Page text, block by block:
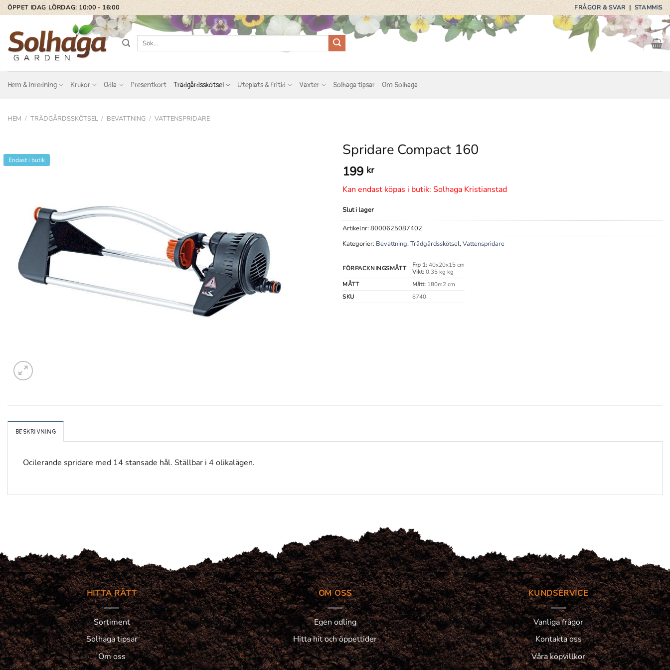
Skip
to
content
ÖPPET IDAG LÖRDAG: 10:00 - 16:00 FRÅGOR & SVAR|STAMMIS
Sök
Hem & inredning Krukor Odla Presentkort Trädgårdsskötsel Uteplats & fritid Växter Solhaga tipsar Om Solhaga
HEM / TRÄDGÅRDSSKÖTSEL / BEVATTNING / VATTENSPRIDARE
Endast i butik
Spridare Compact 160
199 kr
Kan endast köpas i butik: Solhaga Kristianstad
Slut i lager
Artikelnr: 8000625087402
Kategorier: Bevattning,Trädgårdsskötsel,Vattenspridare
FÖRPACKNINGSMÅTT Frp 1:40x20x15 cm
Vikt:0,35 kg kg
MÅTT
Mått:180m2 cm
SKU
8740
BESKRIVNING
Ocilerande spridare med 14 stansade hål. Ställbar i 4 olikalägen.
HITTA RÄTT
Sortiment
Solhaga tipsar
Om oss
OM OSS
Egen odling
Hitta hit och öppettider
KUNDSERVICE
Vanliga frågor
Kontakta oss
Våra köpvillkor